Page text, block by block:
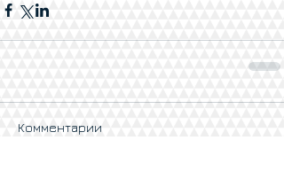
Комментарии